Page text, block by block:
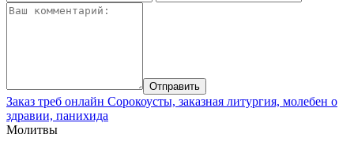
Заказ треб онлайн Сорокоусты, заказная литургия, молебен о
здравии, панихида
Молитвы